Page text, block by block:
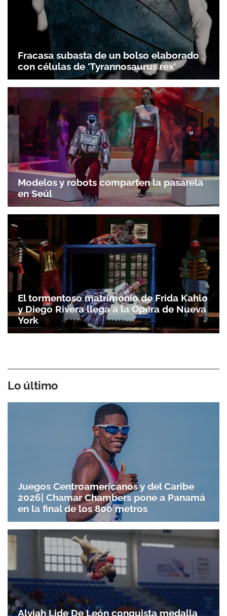
Fracasa subasta de un bolso elaborado
con células de 'Tyrannosaurus rex'
Modelos y robots comparten la pasarela
en Seúl
El tormentoso matrimonio de Frida Kahlo
y Diego Rivera llega a la Ópera de Nueva
York
Lo último
Juegos Centroamericanos y del Caribe
2026| Chamar Chambers pone a Panamá
en la final de los 800 metros
Alyiah Lide De León conquista medalla